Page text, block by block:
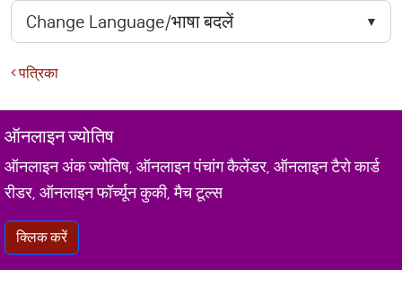
पत्रिका
ऑनलाइन ज्योतिष
ऑनलाइन अंक ज्योतिष, ऑनलाइन पंचांग कैलेंडर, ऑनलाइन टैरो कार्ड
रीडर, ऑनलाइन फॉर्च्यून कुकी, मैच टूल्स
क्लिक करें